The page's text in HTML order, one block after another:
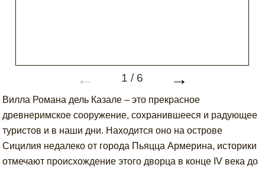
← 1 / 6 →
Вилла Романа дель Казале – это прекрасное
древнеримское сооружение, сохранившееся и радующее
туристов и в наши дни. Находится оно на острове
Сицилия недалеко от города Пьяцца Армерина, историки
отмечают происхождение этого дворца в конце IV века до